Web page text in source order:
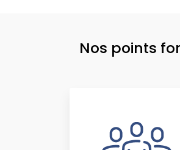
Nos points